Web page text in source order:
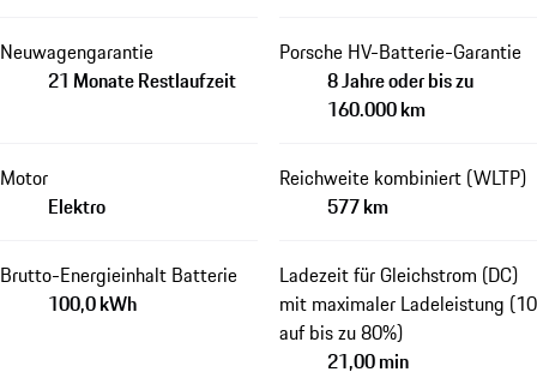
Neuwagengarantie
21 Monate Restlaufzeit
Porsche HV-Batterie-Garantie
8 Jahre oder bis zu
160.000 km
Motor
Elektro
Reichweite kombiniert (WLTP)
577 km
Brutto-Energieinhalt Batterie
100,0 kWh
Ladezeit für Gleichstrom (DC)
mit maximaler Ladeleistung (10
auf bis zu 80%)
21,00 min